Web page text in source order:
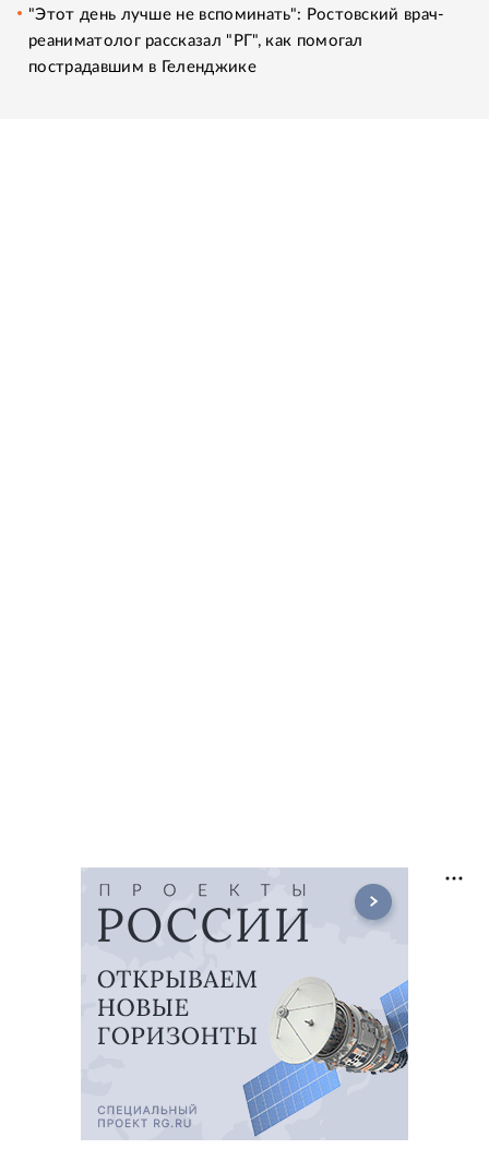
"Этот день лучше не вспоминать": Ростовский врач-
реаниматолог рассказал "РГ", как помогал
пострадавшим в Геленджике